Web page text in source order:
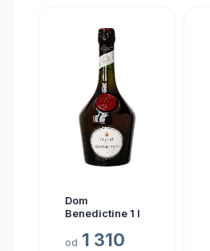
Dom
Benedictine 1 l
od 1 310